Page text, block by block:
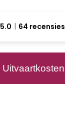
5.0 64 recensies
Uitvaartkosten